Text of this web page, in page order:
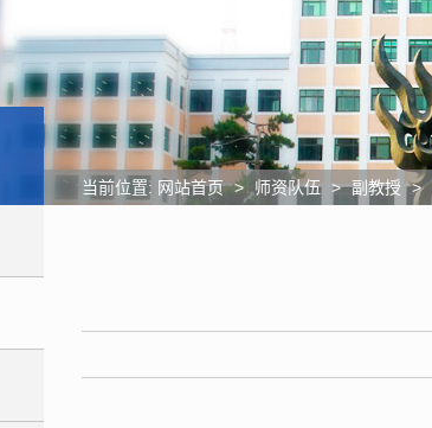
当前位置: 网站首页 > 师资队伍 > 副教授 >